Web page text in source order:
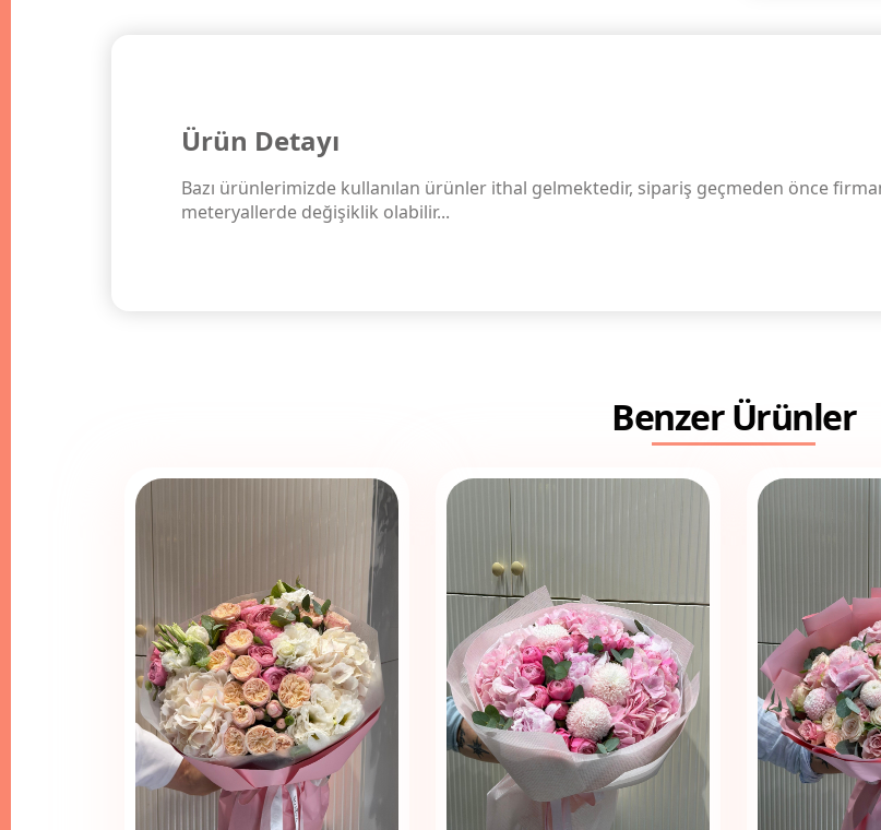
Ürün Detayı
Bazı ürünlerimizde kullanılan ürünler ithal gelmektedir, sipariş geçmeden önce
meteryallerde değişiklik olabilir...
Benzer Ürünler